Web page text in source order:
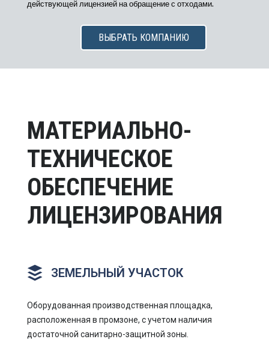
действующей лицензией на обращение с отходами.
ВЫБРАТЬ КОМПАНИЮ
МАТЕРИАЛЬНО-
ТЕХНИЧЕСКОЕ
ОБЕСПЕЧЕНИЕ
ЛИЦЕНЗИРОВАНИЯ
ЗЕМЕЛЬНЫЙ УЧАСТОК
Оборудованная производственная площадка,
расположенная в промзоне, с учетом наличия
достаточной санитарно-защитной зоны.